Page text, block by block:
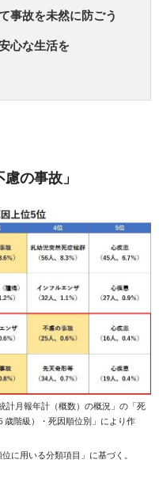
事故を未然に防ごう
心な生活を
の事故」
計月報年計（概数）の概況」の「死
歳階級）・死因順位別」により作
に用いる分類項目」に基づく。